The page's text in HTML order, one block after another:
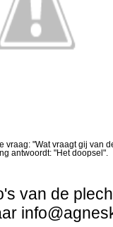
vraag: "Wat vraagt gij van
antwoordt: "Het doopsel".
van de